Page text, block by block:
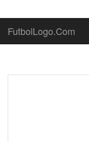
FutbolLogo.Com